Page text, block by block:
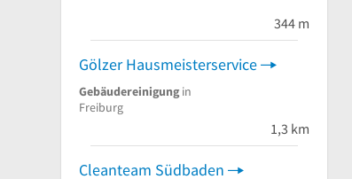
344 m
Gölzer Hausmeisterservice
Gebäudereinigung in
Freiburg
1,3 km
Cleanteam Südbaden